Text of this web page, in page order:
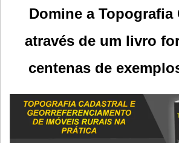
Domine a Topografia
através de um livro
centenas de